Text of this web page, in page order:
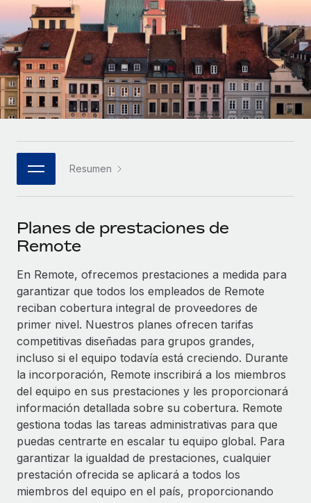
INFRAESTRUCTURA
Conexión Remote
Integra los RR. HH. en tus flujos de trabajo sin
complicaciones.
Plataforma
Funciones esenciales de RR. HH. integradas para tu
Conectar
Conecta cualquier herramienta de IA con Remote
Optimiza los procesos con herramientas empresariales
esenciales.
SERVICIOS
Pregunta a un experto
Obtén ayuda de gente experta en RR. HH. globales
y cumplimiento normativo.
Comprobaciones de antecedentes
Simplifica los procesos de cribado de candidatos.
Cumplimiento normativo
Adelántate a los riesgos de cumplimiento
normativo.
Gestión de dispositivos
Mediana empresa
Amplía tu equipo con soluciones de RR. HH.
personalizadas.
Empresa
RR. HH. globales para grandes empresas.
ASOCIARSE
Socios tecnológicos estratégicos
Integra la gestión de los RR. HH. globales en tu
Asociarse
Descubre oportunidades de colaborar con nosotros.
Remote Build Próximamente
Consultoría de integraciones y automatización con IA.
CASOS PRÁCTICOS
Colaboración estratégica de Reverse Tech con
Remote para gestionar a autónomos y las
nóminas
Reverse Tech en resumen La startup de salud y bienestar
Reverse Tech se asoció con Remote para...
Más información
Guías y recursos
Casos prácticos
Glosario de RR. HH.
Listas de verificación y plantillas
Biblioteca de descripciones de puestos
Webinarios
Información sobre salarios y talento
Obtén ayuda
Consulta todos los recursos
Nómina global
EOR y PEO
Contractor Management
Impuestos
Español
Italiano
Português (Portugal)
日本語
한국어
中文（简体）Resumen
Planes de prestaciones de
Remote
En Remote, ofrecemos prestaciones a medida para
garantizar que todos los empleados de Remote
reciban cobertura integral de proveedores de
primer nivel. Nuestros planes ofrecen tarifas
competitivas diseñadas para grupos grandes,
incluso si el equipo todavía está creciendo. Durante
la incorporación, Remote inscribirá a los miembros
del equipo en sus prestaciones y les proporcionará
información detallada sobre su cobertura. Remote
gestiona todas las tareas administrativas para que
puedas centrarte en escalar tu equipo global. Para
garantizar la igualdad de prestaciones, cualquier
prestación ofrecida se aplicará a todos los
miembros del equipo en el país, proporcionando